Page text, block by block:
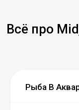
Всё про
Рыба В